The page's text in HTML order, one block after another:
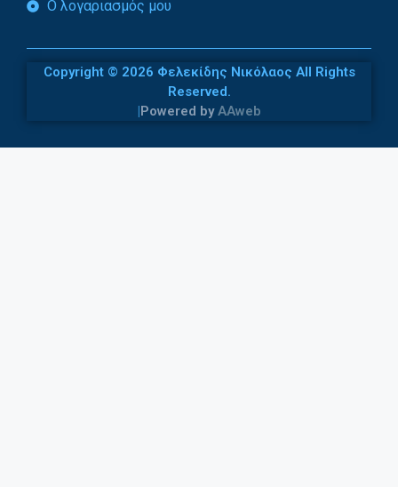
Ο λογαριασμός μου
Copyright © 2026 Φελεκίδης Νικόλαος All Rights
Reserved.
Powered byAAweb